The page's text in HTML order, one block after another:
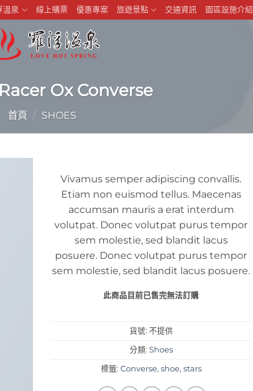
溫泉 線上購票 優惠專案 旅遊景點 交通資訊 園區設施介紹
Ox Converse
首頁 / SHOES
Vivamus semper adipiscing convallis.
Etiam non euismod tellus. Maecenas
accumsan mauris a erat interdum
volutpat. Donec volutpat purus tempor
sem molestie, sed blandit lacus
posuere. Donec volutpat purus tempor
sem molestie, sed blandit lacus posuere.
此商品目前已售完無法訂購
貨號: 不提供
分類: Shoes
標籤: Converse, shoe, stars